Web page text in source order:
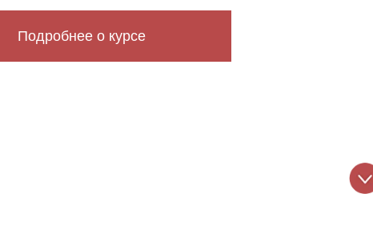
Подробнее о курсе